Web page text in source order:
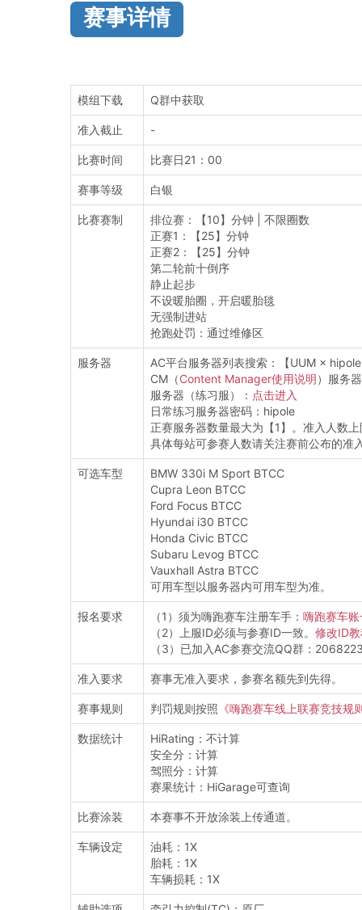
赛事详情
模组下载 Q群中获取
准入截止 -
比赛时间 比赛日21：00
赛事等级 白银
比赛赛制
排位赛：【10】分钟 | 不限圈数
正赛1：【25】分钟
正赛2：【25】分钟
第二轮前十倒序
静止起步
不设暖胎圈，开启暖胎毯
无强制进站
抢跑处罚：通过维修区
服务器
AC平台服务器列表搜索：【UUM ×
CM（Content Manager使用说明）服务
服务器（练习服）： 点击进入
日常练习服务器密码：hipole
正赛服务器数量最大为【1】。准入人数
具体每站可参赛人数请关注赛前公布的准
可选车型
BMW 330i M Sport BTCC
Cupra Leon BTCC
Ford Focus BTCC
Hyundai i30 BTCC
Honda Civic BTCC
Subaru Levog BTCC
Vauxhall Astra BTCC
可用车型以服务器内可用车型为准。
报名要求 （1）须为嗨跑赛车注册车手： 嗨跑赛车
（2）上服ID必须与参赛ID一致。 修改ID
（3）已加入AC参赛交流QQ群：
准入要求 赛事无准入要求，参赛名额先到先得。
赛事规则 判罚规则按照 《嗨跑赛车线上联赛竞技规
数据统计
HiRating：不计算
安全分：计算
驾照分：计算
赛果统计：HiGarage可查询
比赛涂装 本赛事不开放涂装上传通道。
车辆设定
油耗：1X
胎耗：1X
车辆损耗：1X